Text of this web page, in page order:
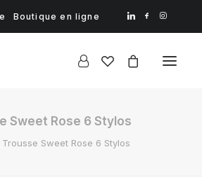
Boutique en ligne
Sweet Rose 6 Stylos
Trousse Sweet Rose 6 Stylos